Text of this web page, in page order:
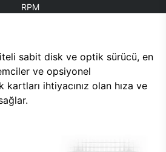
RPM
sabit disk ve optik sürücü, en
ve opsiyonel
ihtiyacınız olan hıza ve